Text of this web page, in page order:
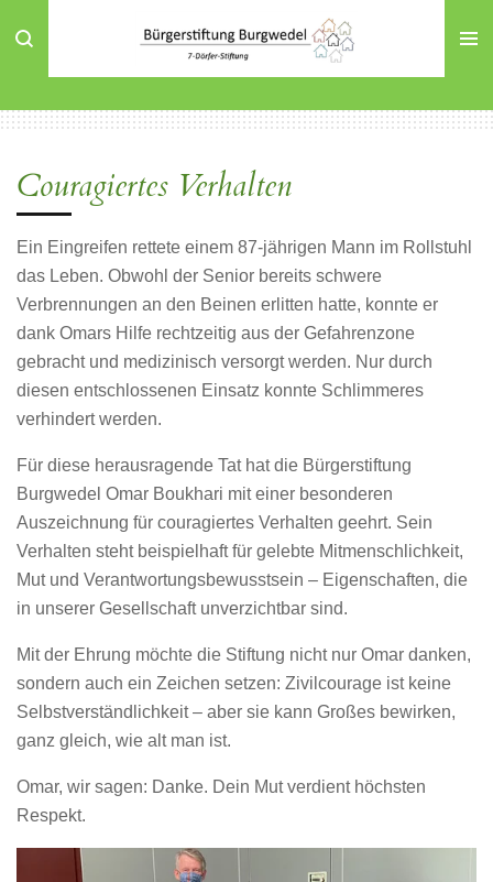
Hauptinhalt
springen
Couragiertes Verhalten
Ein Eingreifen rettete einem 87-jährigen Mann im Rollstuhl
das Leben. Obwohl der Senior bereits schwere
Verbrennungen an den Beinen erlitten hatte, konnte er
dank Omars Hilfe rechtzeitig aus der Gefahrenzone
gebracht und medizinisch versorgt werden. Nur durch
diesen entschlossenen Einsatz konnte Schlimmeres
verhindert werden.
Für diese herausragende Tat hat die Bürgerstiftung
Burgwedel Omar Boukhari mit einer besonderen
Auszeichnung für couragiertes Verhalten geehrt. Sein
Verhalten steht beispielhaft für gelebte Mitmenschlichkeit,
Mut und Verantwortungsbewusstsein – Eigenschaften, die
in unserer Gesellschaft unverzichtbar sind.
Mit der Ehrung möchte die Stiftung nicht nur Omar danken,
sondern auch ein Zeichen setzen: Zivilcourage ist keine
Selbstverständlichkeit – aber sie kann Großes bewirken,
ganz gleich, wie alt man ist.
Omar, wir sagen: Danke. Dein Mut verdient höchsten
Respekt.